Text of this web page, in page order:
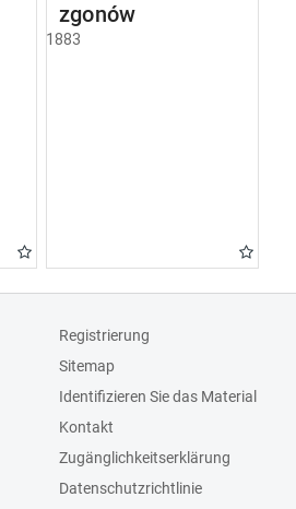
zgonów
1883
Registrierung
Sitemap
Identifizieren Sie das Material
Kontakt
Zugänglichkeitserklärung
Datenschutzrichtlinie